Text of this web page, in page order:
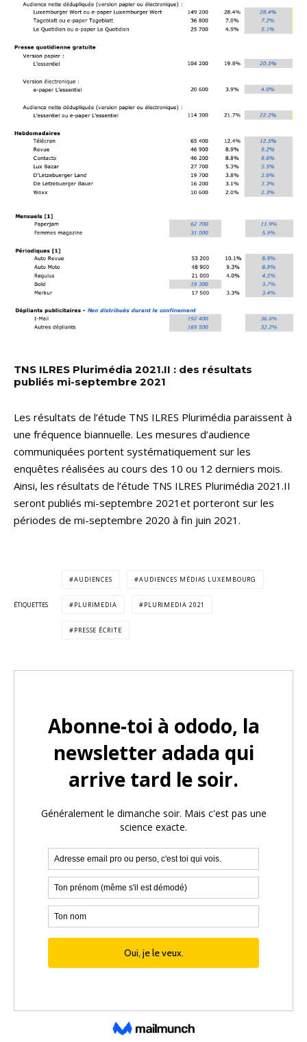
TNS ILRES Plurimédia 2021.II : des résultats
publiés mi-septembre 2021
Les résultats de l’étude TNS ILRES Plurimédia paraissent à
une fréquence biannuelle. Les mesures d’audience
communiquées portent systématiquement sur les
enquêtes réalisées au cours des 10 ou 12 derniers mois.
Ainsi, les résultats de l’étude TNS ILRES Plurimédia 2021.II
seront publiés mi-septembre 2021et porteront sur les
périodes de mi-septembre 2020 à fin juin 2021.
ÉTIQUETTES
AUDIENCES AUDIENCES MÉDIAS LUXEMBOURG
PLURIMEDIA PLURIMEDIA 2021
PRESSE ÉCRITE